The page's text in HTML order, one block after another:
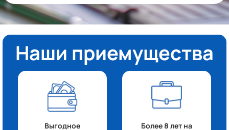
Наши приемущества
Выгодное
Более 8 лет на